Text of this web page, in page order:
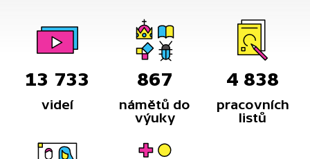
13 733
videí
867
námětů do
výuky
4 838
pracovních
listů